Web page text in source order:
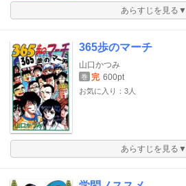
あらすじを見る▼
365歩のマーチ
山口かつみ
巻 完 600pt
お気に入り：3人
あらすじを見る▼